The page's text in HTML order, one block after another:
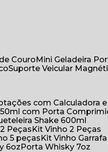
Couro
Mini Geladeira
Suporte Veicular
com Calculadora
com Porta
Shake 600ml
2 Peças
Kit Vinho 2 Peças
5 peças
Kit Vinho
6oz
Porta Whisky 7oz